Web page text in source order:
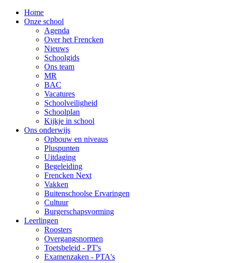
Home
Onze school
Agenda
Over het Frencken
Nieuws
Schoolgids
Ons team
MR
BAC
Vacatures
Schoolveiligheid
Schoolplan
Kijkje in school
Ons onderwijs
Opbouw en niveaus
Pluspunten
Uitdaging
Begeleiding
Frencken Next
Vakken
Buitenschoolse Ervaringen
Cultuur
Burgerschapsvorming
Leerlingen
Roosters
Overgangsnormen
Toetsbeleid - PT's
Examenzaken - PTA's